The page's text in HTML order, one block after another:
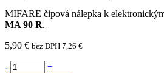
MIFARE čipová nálepka k
MA 90 R.
5,90 € bez DPH 7,26 €
- +